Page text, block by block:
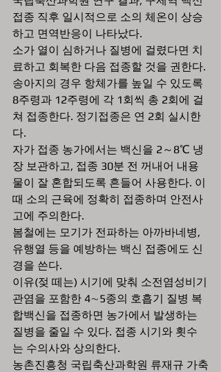
접종 직후 일시적으로 소의 체온이 상승
하고 면역반응이 나타났다.
소가 열이 심하거나 질병에 걸렸다면 치
료하고 회복한 다음 접종할 것을 권한다.
송아지의 경우 항체가를 높일 수 있도록
8주령과 12주령에 각 1회씩 총 2회에 걸
쳐 접종한다. 정기접종은 연 2회 실시한
다.
자가 접종 농가에서는 백신을 2～8℃ 냉
장 보관하고, 접종 30분 전 꺼내어 내용
물이 잘 혼합되도록 흔들어 사용한다. 이
때 소의 근육에 정확히 접종하며 안전사
고에 주의한다.
봄철에는 모기가 전파하는 아까바네병,
유행열 등을 예방하는 백신 접종에도 신
경을 쓴다.
이유(젖 떼는) 시기에 맞춰 소전염성비기
관염을 포함한 4∼5종의 호흡기 질병 복
합백신을 접종하면 농가에서 발생하는
질병을 줄일 수 있다. 접종 시기와 횟수
는 수의사와 상의한다.
농촌진흥청 국립축산과학원 류재규 가축